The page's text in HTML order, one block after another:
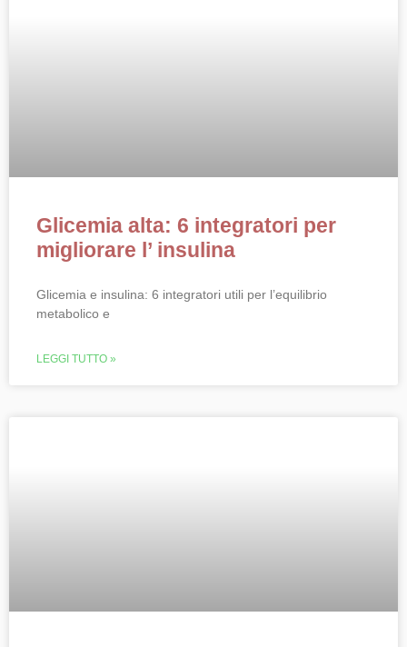
Glicemia alta: 6 integratori per
migliorare l’ insulina
Glicemia e insulina: 6 integratori utili per l’equilibrio
metabolico e
LEGGI TUTTO »